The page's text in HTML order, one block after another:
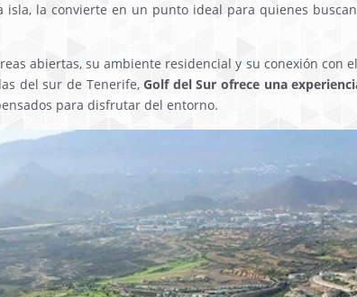
isla, la convierte en un punto ideal para quienes
abiertas, su ambiente residencial y su conexión con
del sur de Tenerife,Golf del Sur ofrece una
para disfrutar del entorno.